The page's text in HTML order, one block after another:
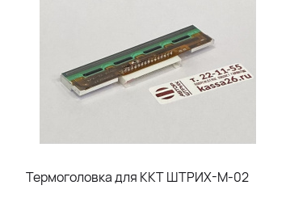
Термоголовка для ККТ ШТРИХ-М-02